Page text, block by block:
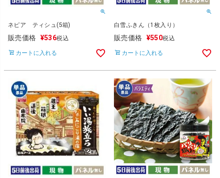
ネピア ティシュ(5箱)
販売価格 ¥536税込
カートに入れる
白雪ふきん（1枚入り）
販売価格 ¥550税込
カートに入れる